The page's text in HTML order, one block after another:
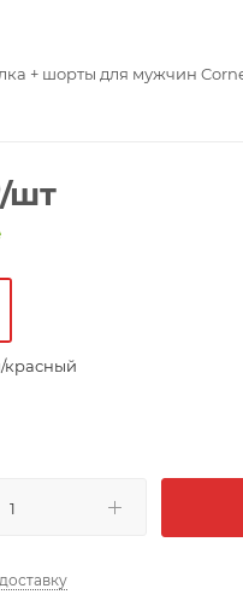
+ шорты для мужчин
/шт
красный